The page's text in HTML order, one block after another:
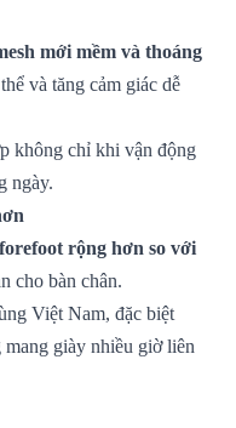
mới mềm và thoáng
và tăng cảm giác dễ
không chỉ khi vận động
ngày.
rộng hơn so với
cho bàn chân.
Việt Nam, đặc biệt
giày nhiều giờ liên